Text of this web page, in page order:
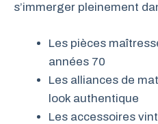
s’immerger pleinement
Les pièces
années 70
Les alliances de
look authentique
Les accessoires